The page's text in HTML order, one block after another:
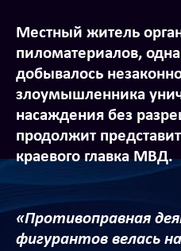
Местный житель
пиломатериалов,
добывалось
злоумышленника
насаждения без
продолжит
краевого главка МВД.
«Противоправная
фигурантов велась